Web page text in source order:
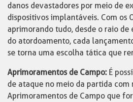
danos devastadores por meio de
dispositivos implantáveis. Com os
aprimorando tudo, desde o raio
do atordoamento, cada
se torna uma escolha tática que
Aprimoramentos de Campo: É
de ataque no meio da partida com
Aprimoramentos de Campo que